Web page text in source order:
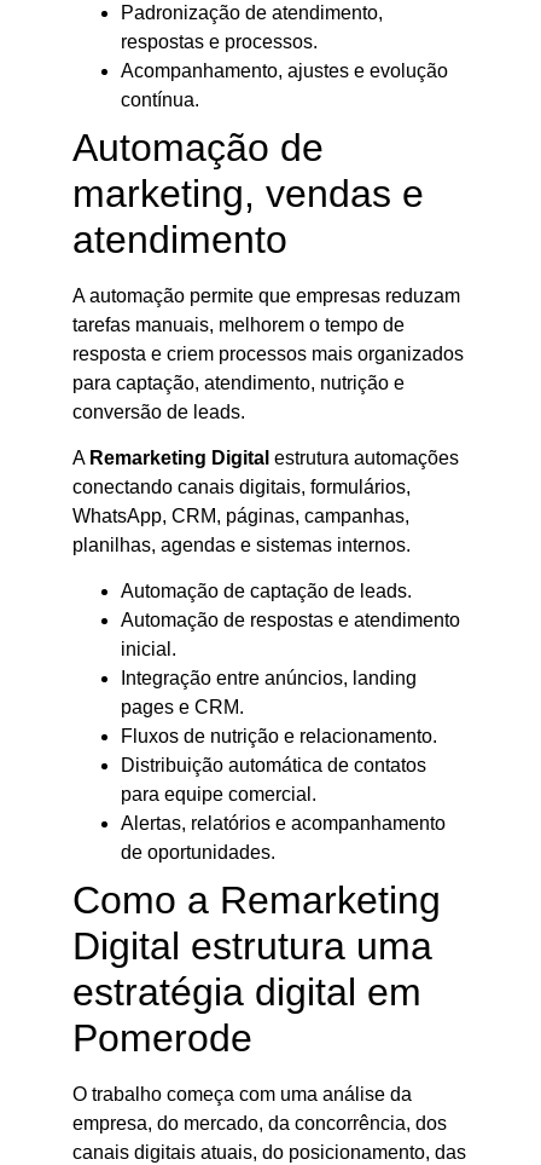
Padronização de atendimento,
respostas e processos.
Acompanhamento, ajustes e evolução
contínua.
Automação de
marketing, vendas e
atendimento
A automação permite que empresas reduzam
tarefas manuais, melhorem o tempo de
resposta e criem processos mais organizados
para captação, atendimento, nutrição e
conversão de leads.
A Remarketing Digital estrutura automações
conectando canais digitais, formulários,
WhatsApp, CRM, páginas, campanhas,
planilhas, agendas e sistemas internos.
Automação de captação de leads.
Automação de respostas e atendimento
inicial.
Integração entre anúncios, landing
pages e CRM.
Fluxos de nutrição e relacionamento.
Distribuição automática de contatos
para equipe comercial.
Alertas, relatórios e acompanhamento
de oportunidades.
Como a Remarketing
Digital estrutura uma
estratégia digital em
Pomerode
O trabalho começa com uma análise da
empresa, do mercado, da concorrência, dos
canais digitais atuais, do posicionamento, das